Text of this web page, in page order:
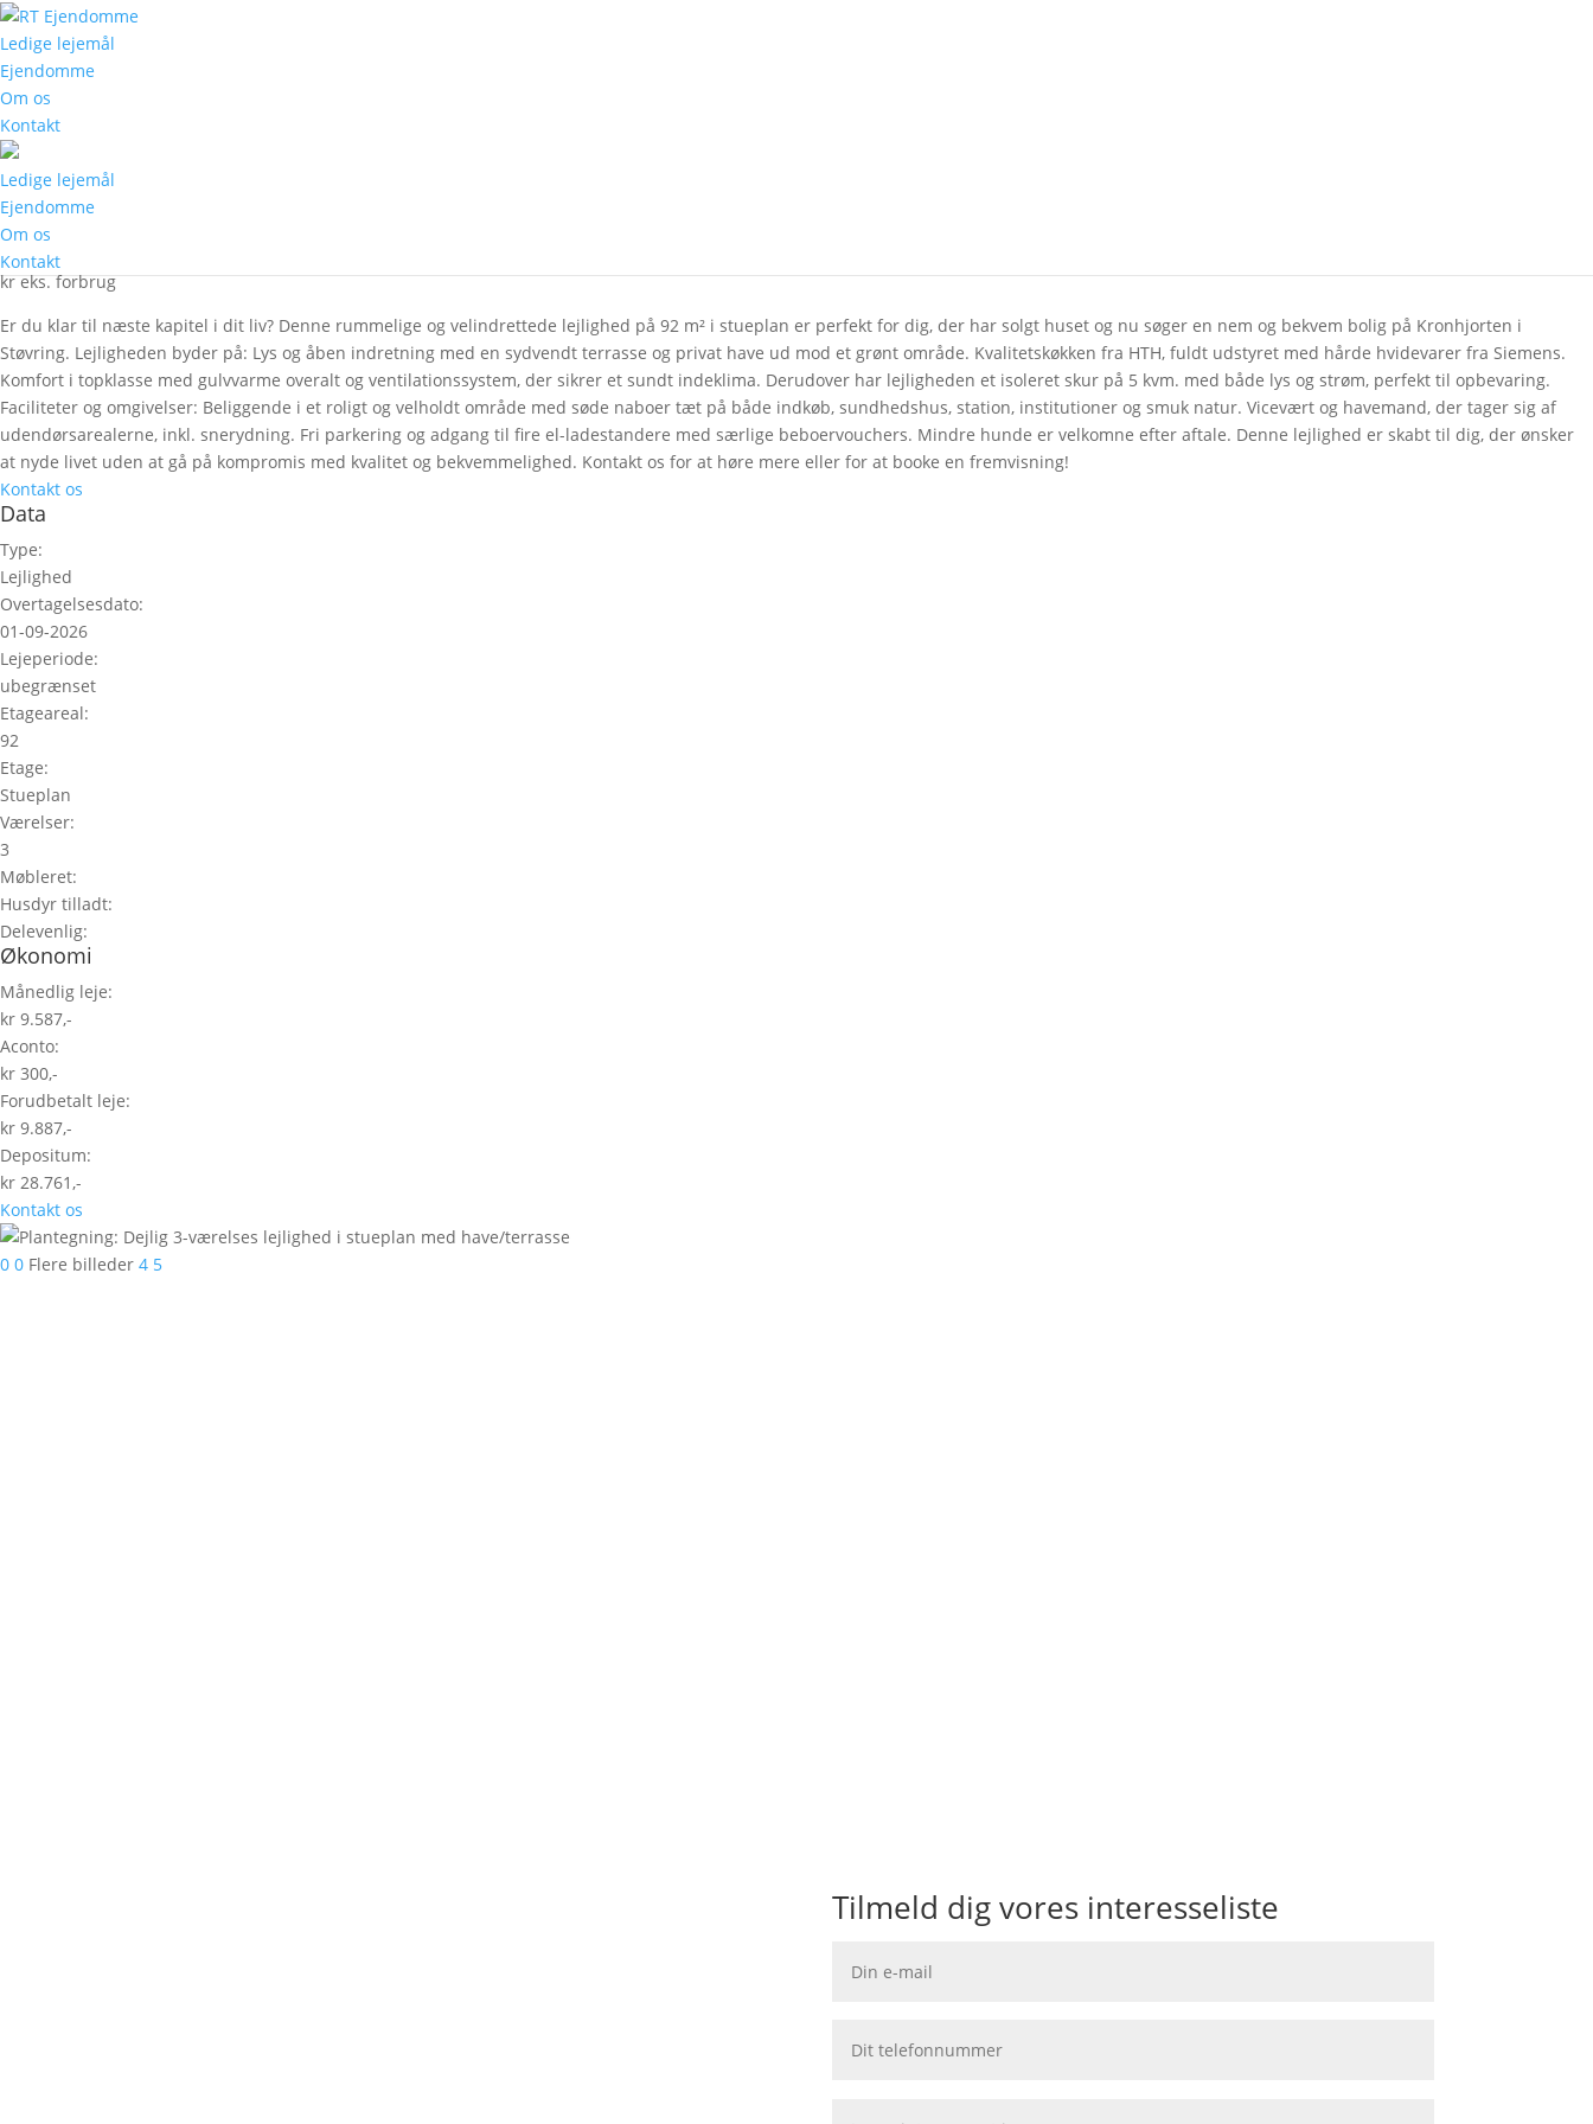
Ledige lejemål
Ejendomme
Om os
Kontakt
Ledige lejemål
Ejendomme
Om os
Kontakt
MDejlig 3-værelses lejlighed i stueplan med have/terrasse
#$
Dejlig 3-værelses lejlighed i stueplan med have/terrasse
92 m2
kr eks. forbrug
Er du klar til næste kapitel i dit liv? Denne rummelige og velindrettede lejlighed på 92 m² i stueplan er perfekt for dig, der har solgt huset og nu søger en nem og bekvem bolig på Kronhjorten i
Støvring. Lejligheden byder på: Lys og åben indretning med en sydvendt terrasse og privat have ud mod et grønt område. Kvalitetskøkken fra HTH, fuldt udstyret med hårde hvidevarer fra Siemens.
Komfort i topklasse med gulvvarme overalt og ventilationssystem, der sikrer et sundt indeklima. Derudover har lejligheden et isoleret skur på 5 kvm. med både lys og strøm, perfekt til opbevaring.
Faciliteter og omgivelser: Beliggende i et roligt og velholdt område med søde naboer tæt på både indkøb, sundhedshus, station, institutioner og smuk natur. Vicevært og havemand, der tager sig af
udendørsarealerne, inkl. snerydning. Fri parkering og adgang til fire el-ladestandere med særlige beboervouchers. Mindre hunde er velkomne efter aftale. Denne lejlighed er skabt til dig, der ønsker
at nyde livet uden at gå på kompromis med kvalitet og bekvemmelighed. Kontakt os for at høre mere eller for at booke en fremvisning!
Kontakt os
Data
Type:
Lejlighed
Overtagelsesdato:
01-09-2026
Lejeperiode:
ubegrænset
Etageareal:
92
Etage:
Stueplan
Værelser:
3
Møbleret:
Husdyr tilladt:
Delevenlig:
Økonomi
Månedlig leje:
kr 9.587,-
Aconto:
kr 300,-
Forudbetalt leje:
kr 9.887,-
Depositum:
kr 28.761,-
Kontakt os
0 0 Flere billeder 4 5
Tilmeld dig vores interesseliste